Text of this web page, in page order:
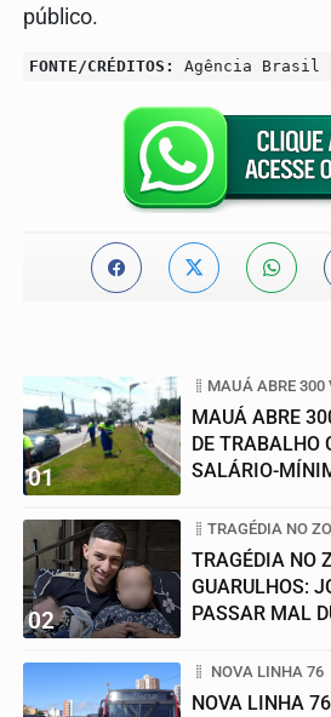
público.
FONTE/CRÉDITOS: Agência Brasil
01
MAUÁ ABRE 300
MAUÁ ABRE
DE TRABALHO
SALÁRIO-
02
TRAGÉDIA NO
TRAGÉDIA NO
GUARULHOS:
PASSAR MAL
NOVA LINHA 76
NOVA LINHA